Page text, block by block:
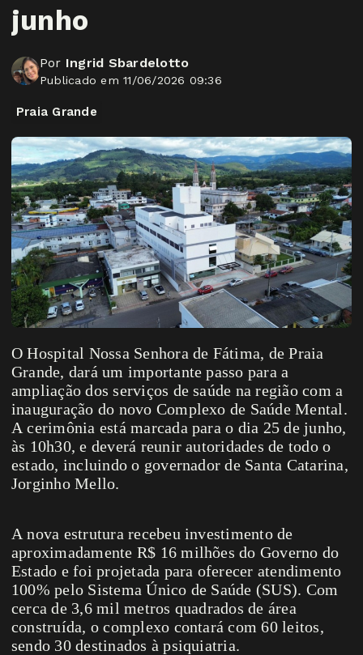
junho
Por Ingrid Sbardelotto
Publicado em 11/06/2026 09:36
Praia Grande
O Hospital Nossa Senhora de Fátima, de Praia
Grande, dará um importante passo para a
ampliação dos serviços de saúde na região com a
inauguração do novo Complexo de Saúde Mental.
A cerimônia está marcada para o dia 25 de junho,
às 10h30, e deverá reunir autoridades de todo o
estado, incluindo o governador de Santa Catarina,
Jorginho Mello.
A nova estrutura recebeu investimento de
aproximadamente R$ 16 milhões do Governo do
Estado e foi projetada para oferecer atendimento
100% pelo Sistema Único de Saúde (SUS). Com
cerca de 3,6 mil metros quadrados de área
construída, o complexo contará com 60 leitos,
sendo 30 destinados à psiquiatria.